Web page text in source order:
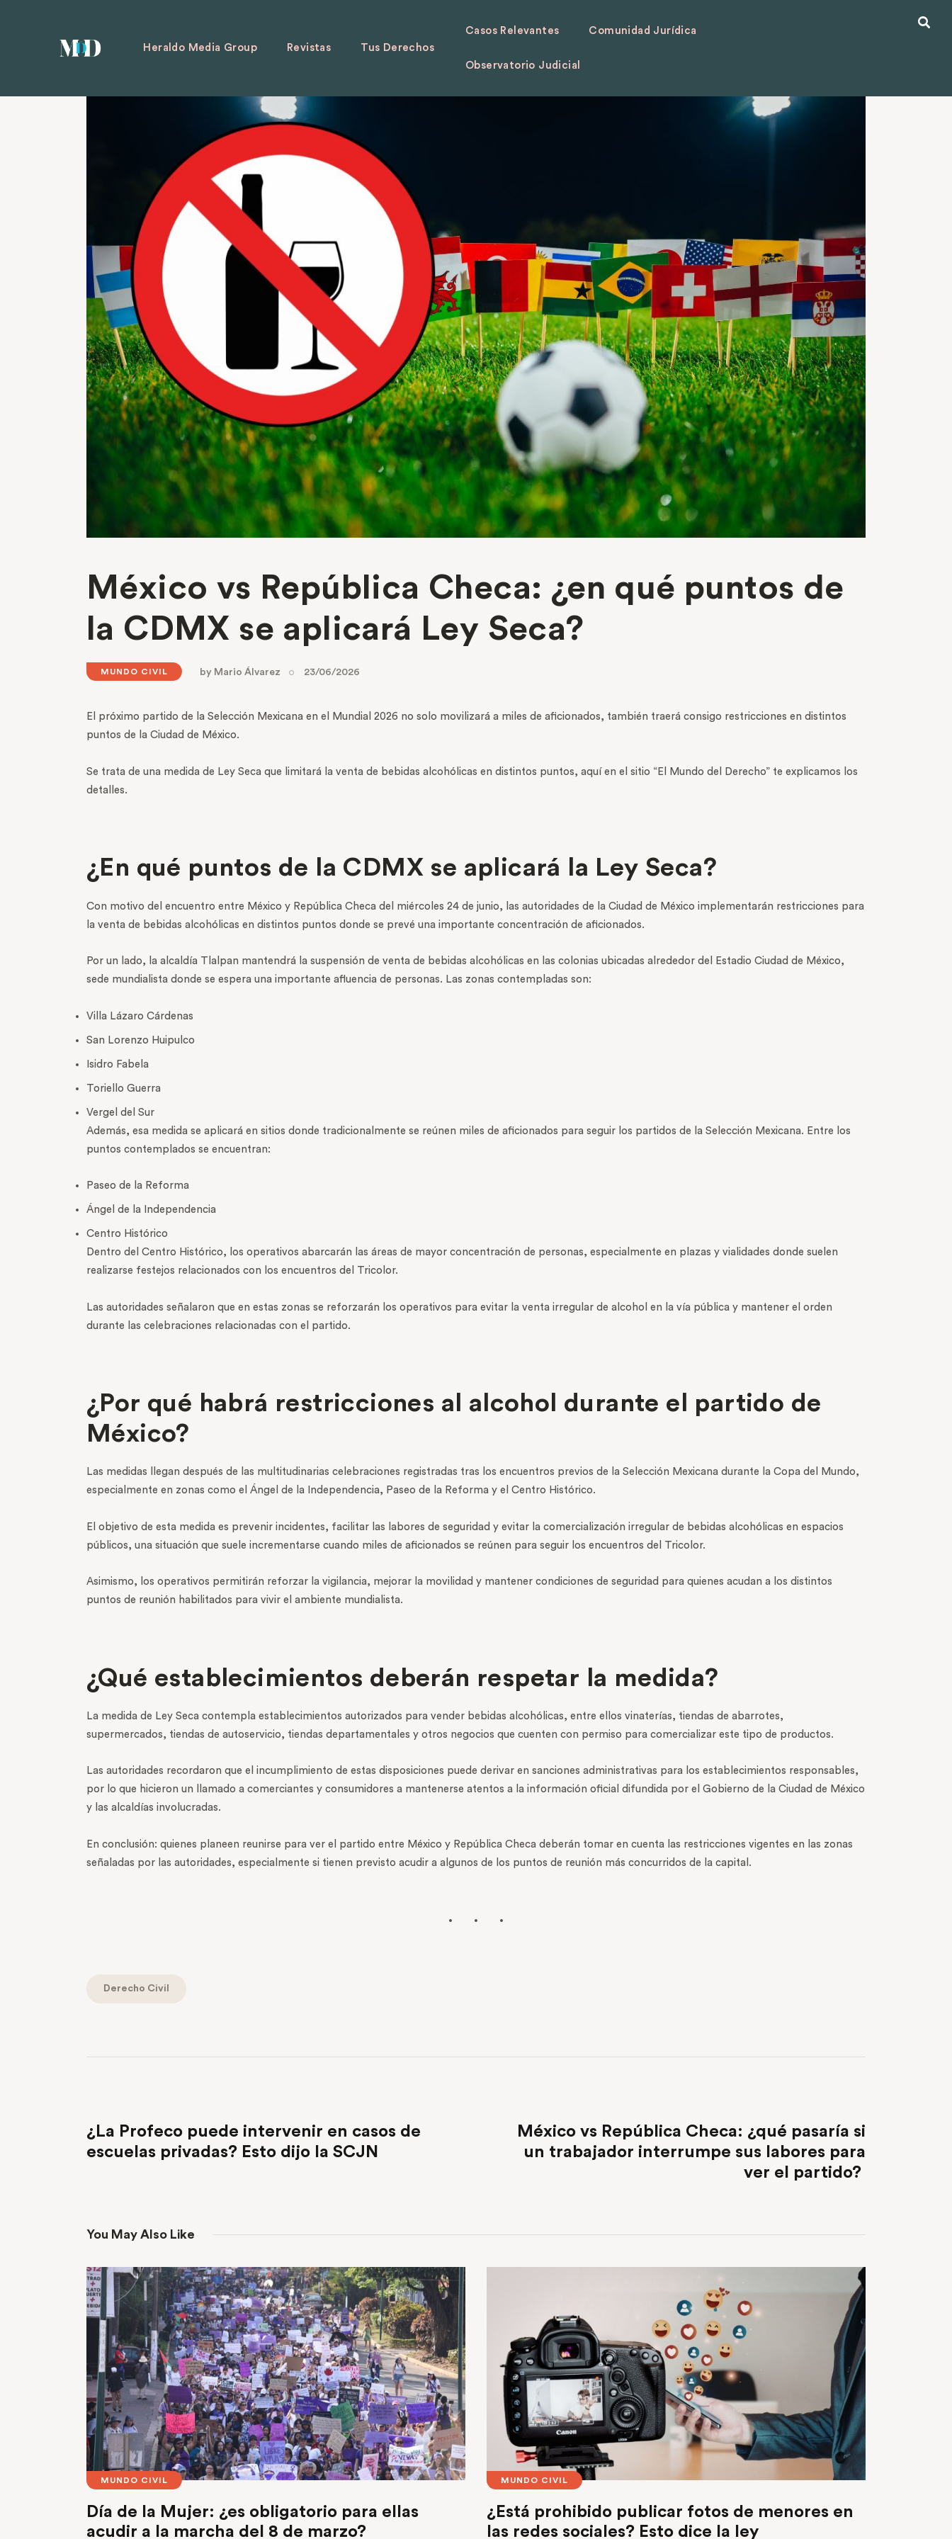
Heraldo Media Group Revistas Tus Derechos
Casos Relevantes Comunidad Jurídica
Observatorio Judicial
México vs República Checa: ¿en qué puntos de
la CDMX se aplicará Ley Seca?
MUNDO CIVIL by Mario Álvarez 23/06/2026
El próximo partido de la Selección Mexicana en el Mundial 2026 no solo movilizará a miles de aficionados, también traerá consigo restricciones en distintos
puntos de la Ciudad de México.
Se trata de una medida de Ley Seca que limitará la venta de bebidas alcohólicas en distintos puntos, aquí en el sitio “El Mundo del Derecho” te explicamos los
detalles.
¿En qué puntos de la CDMX se aplicará la Ley Seca?
Con motivo del encuentro entre México y República Checa del miércoles 24 de junio, las autoridades de la Ciudad de México implementarán restricciones para
la venta de bebidas alcohólicas en distintos puntos donde se prevé una importante concentración de aficionados.
Por un lado, la alcaldía Tlalpan mantendrá la suspensión de venta de bebidas alcohólicas en las colonias ubicadas alrededor del Estadio Ciudad de México,
sede mundialista donde se espera una importante afluencia de personas. Las zonas contempladas son:
Villa Lázaro Cárdenas
San Lorenzo Huipulco
Isidro Fabela
Toriello Guerra
Vergel del Sur
Además, esa medida se aplicará en sitios donde tradicionalmente se reúnen miles de aficionados para seguir los partidos de la Selección Mexicana. Entre los
puntos contemplados se encuentran:
Paseo de la Reforma
Ángel de la Independencia
Centro Histórico
Dentro del Centro Histórico, los operativos abarcarán las áreas de mayor concentración de personas, especialmente en plazas y vialidades donde suelen
realizarse festejos relacionados con los encuentros del Tricolor.
Las autoridades señalaron que en estas zonas se reforzarán los operativos para evitar la venta irregular de alcohol en la vía pública y mantener el orden
durante las celebraciones relacionadas con el partido.
¿Por qué habrá restricciones al alcohol durante el partido de
México?
Las medidas llegan después de las multitudinarias celebraciones registradas tras los encuentros previos de la Selección Mexicana durante la Copa del Mundo,
especialmente en zonas como el Ángel de la Independencia, Paseo de la Reforma y el Centro Histórico.
El objetivo de esta medida es prevenir incidentes, facilitar las labores de seguridad y evitar la comercialización irregular de bebidas alcohólicas en espacios
públicos, una situación que suele incrementarse cuando miles de aficionados se reúnen para seguir los encuentros del Tricolor.
Asimismo, los operativos permitirán reforzar la vigilancia, mejorar la movilidad y mantener condiciones de seguridad para quienes acudan a los distintos
puntos de reunión habilitados para vivir el ambiente mundialista.
¿Qué establecimientos deberán respetar la medida?
La medida de Ley Seca contempla establecimientos autorizados para vender bebidas alcohólicas, entre ellos vinaterías, tiendas de abarrotes,
supermercados, tiendas de autoservicio, tiendas departamentales y otros negocios que cuenten con permiso para comercializar este tipo de productos.
Las autoridades recordaron que el incumplimiento de estas disposiciones puede derivar en sanciones administrativas para los establecimientos responsables,
por lo que hicieron un llamado a comerciantes y consumidores a mantenerse atentos a la información oficial difundida por el Gobierno de la Ciudad de México
y las alcaldías involucradas.
En conclusión: quienes planeen reunirse para ver el partido entre México y República Checa deberán tomar en cuenta las restricciones vigentes en las zonas
señaladas por las autoridades, especialmente si tienen previsto acudir a algunos de los puntos de reunión más concurridos de la capital.
Derecho Civil
¿La Profeco puede intervenir en casos de
escuelas privadas? Esto dijo la SCJN
México vs República Checa: ¿qué pasaría si
un trabajador interrumpe sus labores para
ver el partido?
You May Also Like
MUNDO CIVIL
Día de la Mujer: ¿es obligatorio para ellas
acudir a la marcha del 8 de marzo?
MUNDO CIVIL
¿Está prohibido publicar fotos de menores en
las redes sociales? Esto dice la ley